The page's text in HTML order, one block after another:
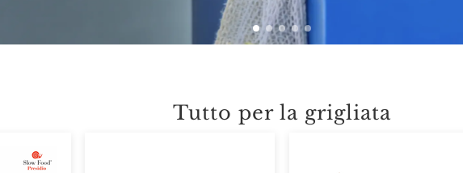
Tutto per la grigliata